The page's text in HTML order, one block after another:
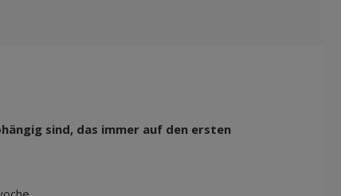
sind, das immer auf den ersten